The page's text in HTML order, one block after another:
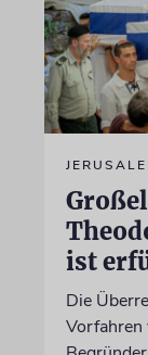
ist
Die
Vorfahren